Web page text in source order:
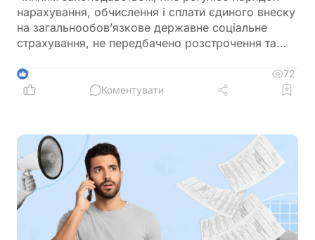
нарахування, обчислення і сплати єдиного внеску
на загальнообов’язкове державне соціальне
страхування, не передбачено розстрочення та
внеску
2
72
Коментувати